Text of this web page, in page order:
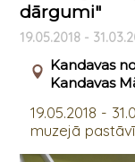
dārgumi"
19.05.2018 -
Kandavas
Kandavas
19.05.2018 -
muzejā